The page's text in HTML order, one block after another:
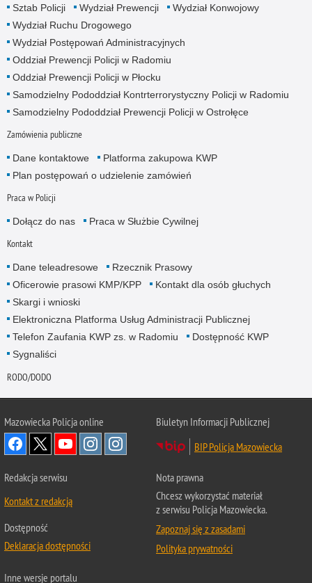
Sztab Policji Wydział Prewencji
Wydział Konwojowy
Wydział Ruchu Drogowego
Wydział Postępowań Administracyjnych
Oddział Prewencji Policji w Radomiu
Oddział Prewencji Policji w Płocku
Samodzielny Pododdział Kontrterrorystyczny Policji w Radomiu
Samodzielny Pododdział Prewencji Policji w Ostrołęce
Zamówienia publiczne
Dane kontaktowe
Platforma zakupowa KWP
Plan postępowań o udzielenie zamówień
Praca w Policji
Dołącz do nas Praca w Służbie Cywilnej
Kontakt
Dane teleadresowe
Rzecznik Prasowy
Oficerowie prasowi KMP/KPP
Kontakt dla osób głuchych
Skargi i wnioski
Elektroniczna Platforma Usług Administracji Publicznej
Telefon Zaufania KWP zs. w Radomiu
Dostępność KWP
Sygnaliści
RODO/DODO
Mazowiecka Policja online
Biuletyn Informacji Publicznej
BIP Policja Mazowiecka
Redakcja serwisu
Kontakt z redakcją
Dostępność
Deklaracja dostępności
Nota prawna
Chcesz wykorzystać materiał
z serwisu Policja Mazowiecka.
Zapoznaj się z zasadami
Polityka prywatności
Inne wersje portalu